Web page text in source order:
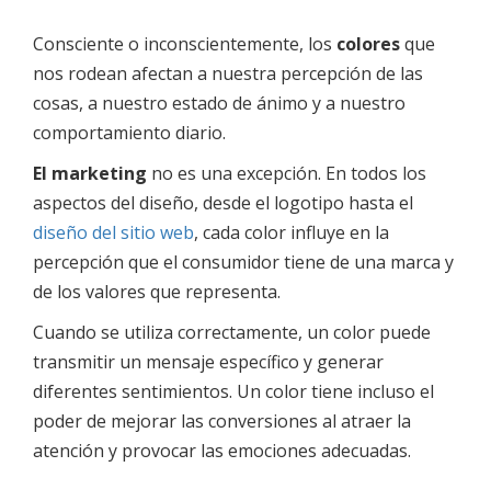
Consciente o inconscientemente, los coloresque
nos rodean afectan a nuestra percepción de las
cosas, a nuestro estado de ánimo y a nuestro
comportamiento diario.
El marketing no es una excepción. En todos los
aspectos del diseño, desde el logotipo hasta el
diseño del sitio web, cada color influye en la
percepción que el consumidor tiene de una marca y
de los valores que representa.
Cuando se utiliza correctamente, un color puede
transmitir un mensaje específico y generar
diferentes sentimientos. Un color tiene incluso el
poder de mejorar las conversiones al atraer la
atención y provocar las emociones adecuadas.